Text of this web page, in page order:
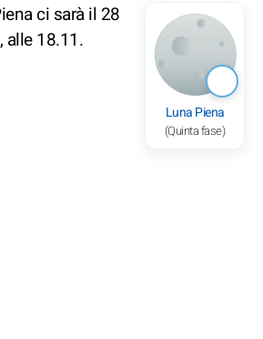
Luna Piena
(Quinta fase)
ci sarà il 28
alle 18.11.